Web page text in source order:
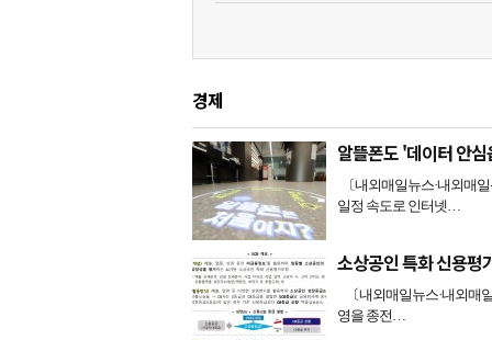
경제
알뜰폰도 '데이터 안
〔내외매일뉴스·내외매
일정 속도로 인터넷…
소상공인 특화 신용평
〔내외매일뉴스·내외매
영을 종전…